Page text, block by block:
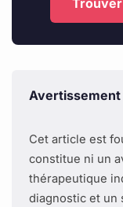
Avertissement
Cet article est
constitue ni un
thérapeutique
diagnostic et un